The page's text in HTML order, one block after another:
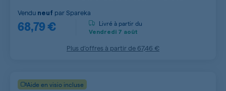
68,79 €
Vendu neuf parSpareka
Livré à partir du
Vendredi 7 août
Plus d’offres à partir de 67,46 €
Aide en visio incluse